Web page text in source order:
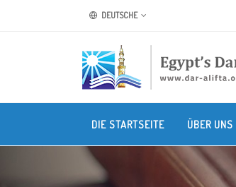
DEUTSCHE
DIE STARTSEITE ÜBER UNS